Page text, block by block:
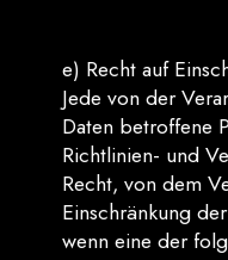
e) Recht auf
Jede von der
Daten betroffene
Richtlinien- und
Recht, von dem
Einschränkung
wenn eine der